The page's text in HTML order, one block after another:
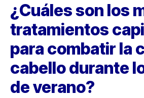
¿Cuáles son los
tratamientos
para combatir la
cabello durante
de verano?